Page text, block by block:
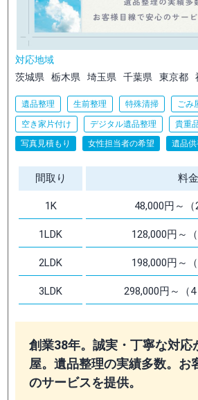
対応地域
茨城県
栃木県 埼玉県 千葉県 東京都
遺品整理 生前整理 特殊清掃 ごみ
空き家片付け デジタル遺品整理 貴重
写真見積もり
女性担当者の希望 遺品
間取り 料金
1K 48,000円～（
1LDK 128,000円～
2LDK 198,000円～
3LDK 298,000円～（4
創業38年。誠実・丁寧な対応
屋。遺品整理の実績多数。お
のサービスを提供。